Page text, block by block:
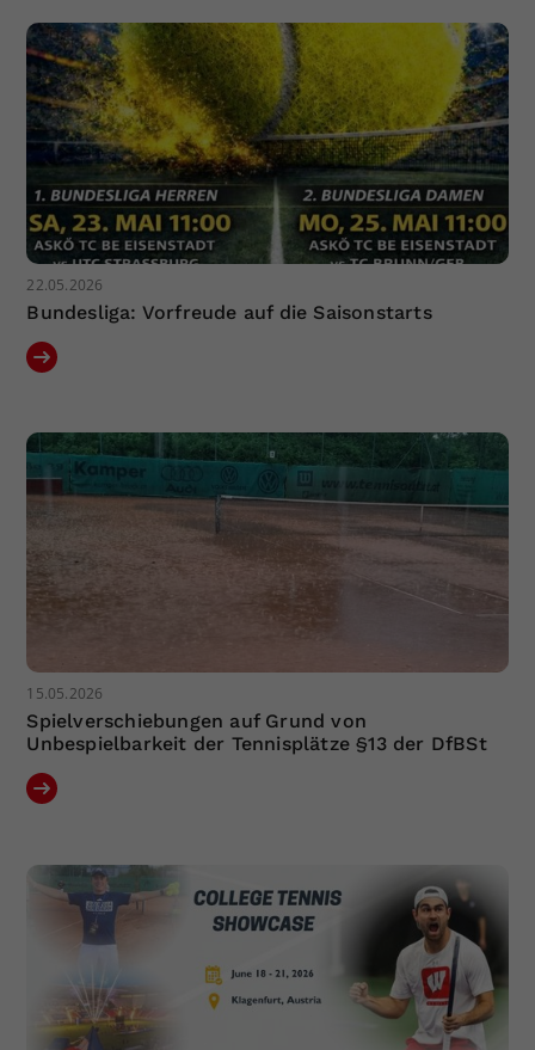
22.05.2026
Bundesliga: Vorfreude auf die Saisonstarts
15.05.2026
Spielverschiebungen auf Grund von
Unbespielbarkeit der Tennisplätze §13 der DfBSt
Zweck
Dieser Wert speichert Ihre Consent-
Einstellungen. Unter anderem eine
zufällig generierte ID, für die
historische Speicherung Ihrer
vorgenommen Einstellungen, falls der
Webseiten-Betreiber dies eingestellt
hat.